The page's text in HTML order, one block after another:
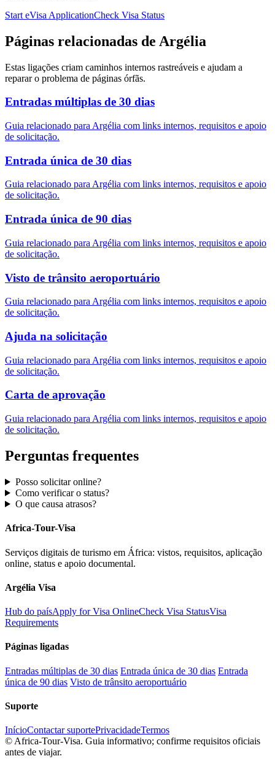
Start eVisa ApplicationCheck Visa Status
Páginas relacionadas de Argélia
Estas ligações criam caminhos internos rastreáveis e ajudam a
reparar o problema de páginas órfãs.
Entradas múltiplas de 30 dias
Guia relacionado para Argélia com links internos, requisitos e apoio
de solicitação.
Entrada única de 30 dias
Guia relacionado para Argélia com links internos, requisitos e apoio
de solicitação.
Entrada única de 90 dias
Guia relacionado para Argélia com links internos, requisitos e apoio
de solicitação.
Visto de trânsito aeroportuário
Guia relacionado para Argélia com links internos, requisitos e apoio
de solicitação.
Ajuda na solicitação
Guia relacionado para Argélia com links internos, requisitos e apoio
de solicitação.
Carta de aprovação
Guia relacionado para Argélia com links internos, requisitos e apoio
de solicitação.
Perguntas frequentes
Posso solicitar online?
Como verificar o status?
O que causa atrasos?
Africa-Tour-Visa
Serviços digitais de turismo em África: vistos, requisitos, aplicação
online, status e apoio documental.
Argélia Visa
Hub do paísApply for Visa OnlineCheck Visa StatusVisa
Requirements
Páginas ligadas
Entradas múltiplas de 30 dias Entrada única de 30 dias Entrada
única de 90 dias Visto de trânsito aeroportuário
Suporte
InícioContactar suportePrivacidadeTermos
© Africa-Tour-Visa. Guia informativo; confirme requisitos oficiais
antes de viajar.